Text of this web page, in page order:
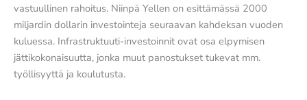
vastuullinen rahoitus. Niinpä Yellen on esittämässä 2000
miljardin dollarin investointeja seuraavan kahdeksan vuoden
kuluessa. Infrastruktuuti-investoinnit ovat osa elpymisen
jättikokonaisuutta, jonka muut panostukset tukevat mm.
työllisyyttä ja koulutusta.